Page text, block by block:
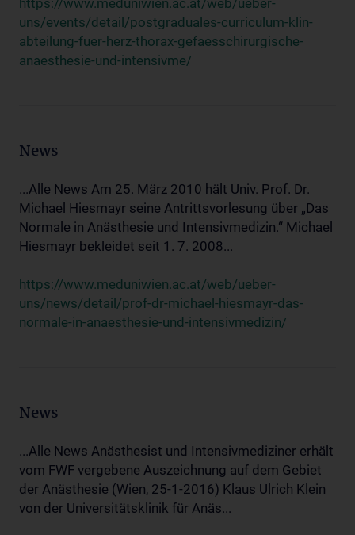
https://www.meduniwien.ac.at/web/ueber-
uns/events/detail/postgraduales-curriculum-klin-
abteilung-fuer-herz-thorax-gefaesschirurgische-
anaesthesie-und-intensivme/
News
...Alle News Am 25. März 2010 hält Univ. Prof. Dr.
Michael Hiesmayr seine Antrittsvorlesung über „Das
Normale in Anästhesie und Intensivmedizin.“ Michael
Hiesmayr bekleidet seit 1. 7. 2008...
https://www.meduniwien.ac.at/web/ueber-
uns/news/detail/prof-dr-michael-hiesmayr-das-
normale-in-anaesthesie-und-intensivmedizin/
News
...Alle News Anästhesist und Intensivmediziner erhält
vom FWF vergebene Auszeichnung auf dem Gebiet
der Anästhesie (Wien, 25-1-2016) Klaus Ulrich Klein
von der Universitätsklinik für Anäs...